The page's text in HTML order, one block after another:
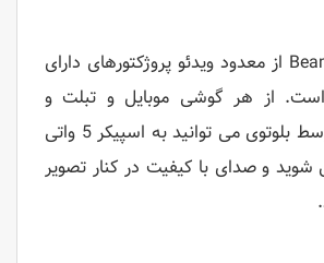
ایزی کست Beam V3 از معدود ویدئو پروژکتورهای دارای
است. از هر گوشی موبایل و تبلت و
دستگاه دیگری توسط بلوتوی می توانید به اسپیکر 5 واتی
شوید و صدای با کیفیت در کنار تصویر